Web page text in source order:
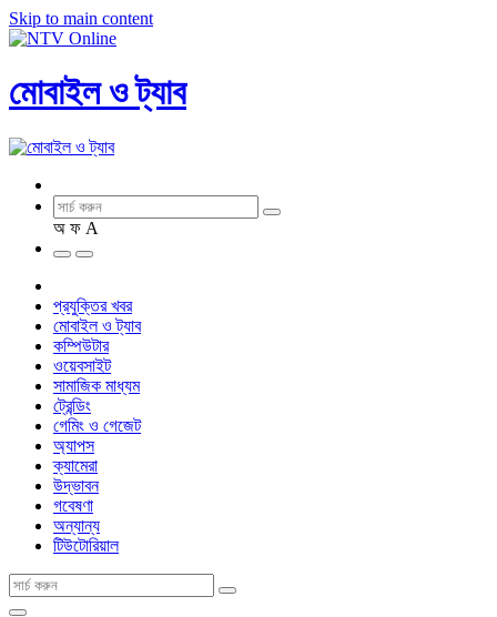
Skip to main content
মোবাইল ও ট্যাব
অ ফ A
প্রযুক্তির খবর
মোবাইল ও ট্যাব
কম্পিউটার
ওয়েবসাইট
সামাজিক মাধ্যম
ট্রেন্ডিং
গেমিং ও গেজেট
অ্যাপস
ক্যামেরা
উদ্ভাবন
গবেষণা
অন্যান্য
টিউটোরিয়াল